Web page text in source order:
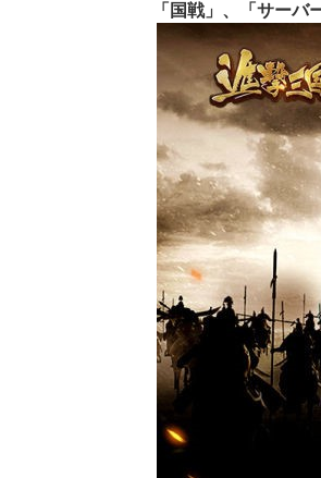
「国戦」、「サーバ